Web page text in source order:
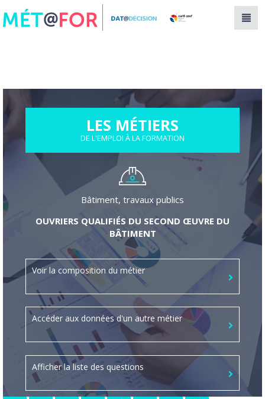
Panneau de gestion des cookies
LES MÉTIERS
DE L'EMPLOI À LA FORMATION
Bâtiment, travaux publics
OUVRIERS QUALIFIÉS DU SECOND ŒUVRE DU
BÂTIMENT
Voir la composition du métier
Accéder aux données d'un autre métier
Afficher la liste des questions